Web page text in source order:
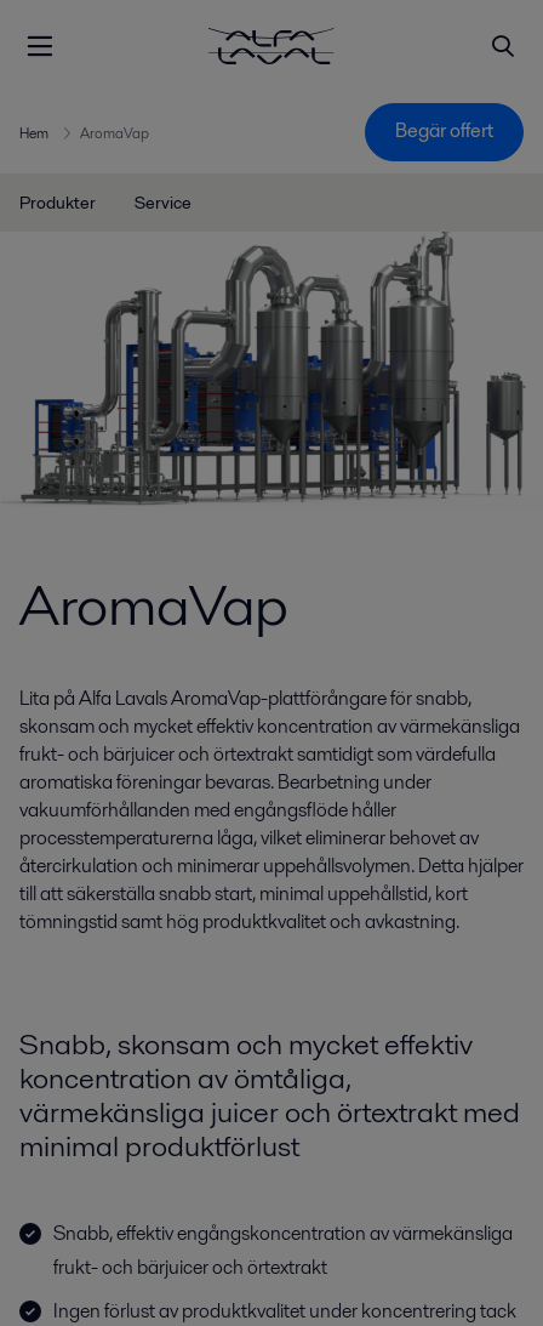
Hem AromaVap Begär offert
Produkter Service
AromaVap
Lita på Alfa Lavals AromaVap-plattförångare för snabb,
skonsam och mycket effektiv koncentration av värmekänsliga
frukt- och bärjuicer och örtextrakt samtidigt som värdefulla
aromatiska föreningar bevaras. Bearbetning under
vakuumförhållanden med engångsflöde håller
processtemperaturerna låga, vilket eliminerar behovet av
återcirkulation och minimerar uppehållsvolymen. Detta hjälper
till att säkerställa snabb start, minimal uppehållstid, kort
tömningstid samt hög produktkvalitet och avkastning.
Snabb, skonsam och mycket effektiv
koncentration av ömtåliga,
värmekänsliga juicer och örtextrakt med
minimal produktförlust
Snabb, effektiv engångskoncentration av värmekänsliga
frukt- och bärjuicer och örtextrakt
Ingen förlust av produktkvalitet under koncentrering tack